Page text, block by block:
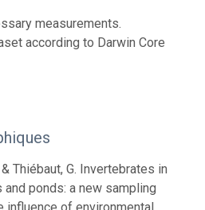
measurements.
according to Darwin Core
Thiébaut, G. Invertebrates in
ponds: a new sampling